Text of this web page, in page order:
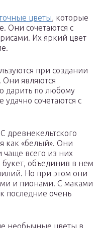
цветы, которые
Они сочетаются с
Их яркий цвет
при создании
Они являются
дарить по любому
удачно сочетаются с
древнекельтского
как «белый». Они
чаще всего из них
объединив в нем
Но при этом они
и пионами. С маками
последние очень
необычные цветы в